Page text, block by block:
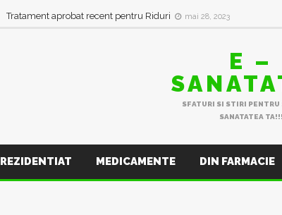
Tratament aprobat recent pentru Riduri mai 28, 2023
E –
SFATURI SI STIRI PENTRU
SANATATEA TA!!!
REZIDENTIAT MEDICAMENTE DIN FARMACIE